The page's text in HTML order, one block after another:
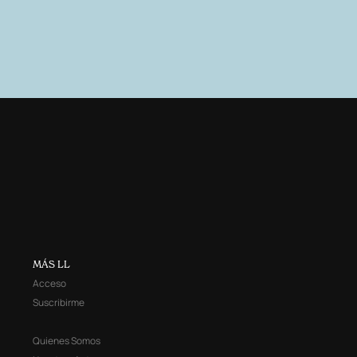
MÁS LL
Acceso
Suscribirme
Quienes Somos